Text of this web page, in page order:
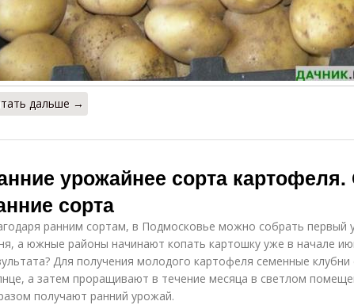
дальше →
урожайнее сорта
сорта
ранним сортам, в Подмосковье можно собрать первый
а южные районы начинают копать картошку уже в начале
Для получения молодого картофеля семенные
а затем проращивают в течение месяца в светлом
получают ранний урожай.